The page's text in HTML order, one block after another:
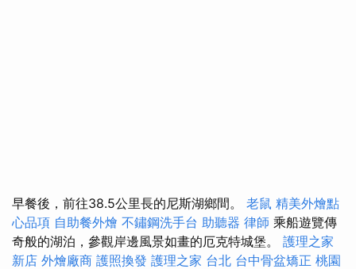
早餐後，前往38.5公里長的尼斯湖鄉間。 老鼠 精美外燴點
心品項 自助餐外燴 不鏽鋼洗手台 助聽器 律師 乘船遊覽傳
奇般的湖泊，參觀岸邊風景如畫的厄克特城堡。 護理之家
新店 外燴廠商 護照換發 護理之家 台北 台中骨盆矯正 桃園